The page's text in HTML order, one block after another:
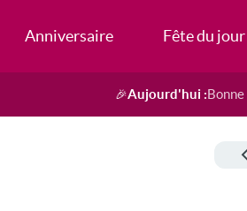
Anniversaire Fête du jour
🎉Aujourd'hui :